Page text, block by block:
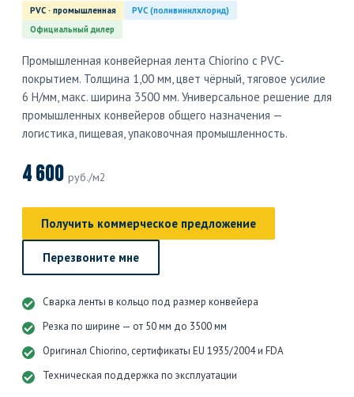
PVC · промышленная
PVC (поливинилхлорид)
Официальный дилер
Промышленная конвейерная лента Chiorino с PVC-
покрытием. Толщина 1,00 мм, цвет чёрный, тяговое усилие
6 Н/мм, макс. ширина 3500 мм. Универсальное решение для
промышленных конвейеров общего назначения —
логистика, пищевая, упаковочная промышленность.
4 600 руб./м2
Получить коммерческое предложение
Перезвоните мне
Сварка ленты в кольцо под размер конвейера
Резка по ширине — от 50 мм до 3500 мм
Оригинал Chiorino, сертификаты EU 1935/2004 и FDA
Техническая поддержка по эксплуатации